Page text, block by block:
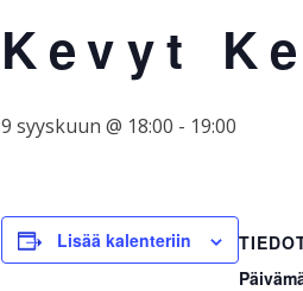
Kevyt
9 syyskuun @ 18:00 - 19:00
Lisää kalenteriin